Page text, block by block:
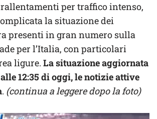
per traffico intenso,
la situazione dei
presenti in gran numero sulla
per l’Italia, con particolari
ligure. La situazione aggiornata
12:35 di oggi, le notizie attive
. (continua a leggere dopo la foto)